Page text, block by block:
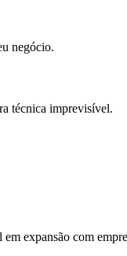
negócio.
técnica imprevisível.
expansão com